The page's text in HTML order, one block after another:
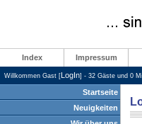
Index Impressum
Willkommen Gast [LogIn] - 32 Gäste und 0
Startseite
Neuigkeiten